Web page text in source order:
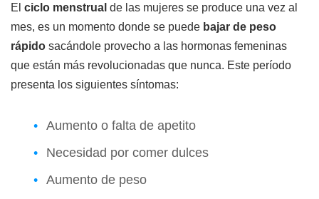
El ciclo menstrual de las mujeres se produce una vez al
mes, es un momento donde se puede bajar de peso
rápido sacándole provecho a las hormonas femeninas
que están más revolucionadas que nunca. Este período
presenta los siguientes síntomas:
Aumento o falta de apetito
Necesidad por comer dulces
Aumento de peso